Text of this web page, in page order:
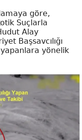
göre,
Suçlarla
Alay
Başsavcılığı
yönelik